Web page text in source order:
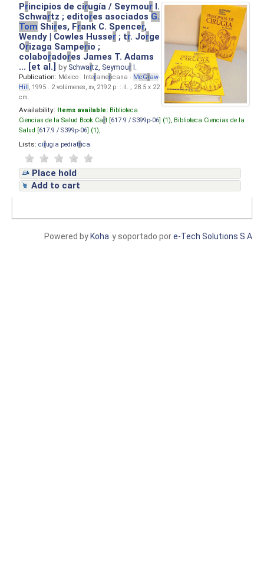
Principios de cirugía / Seymour I.
Schwartz ; editores asociados G.
Tom Shires, Frank C. Spencer,
Wendy | Cowles Husser ; tr. Jorge
Orizaga Samperio ;
colaboradores James T. Adams
... [et al.]by Schwartz, Seymour I.
Publication: México : Interamericana - McGraw-
Hill, 1995 . 2 volúmenes, xv, 2192 p. : il. ; 28.5 x 22
cm.
Availability: Items available: Biblioteca
Ciencias de la Salud Book Cart [ 617.9 / S399p-06 ] (1), Biblioteca Ciencias de la
Salud [ 617.9 / S399p-06 ] (1),
Lists: cirugia pediatrica
Place hold
Add to cart
y soportado pore-Tech Solutions S.A
Powered by Koha